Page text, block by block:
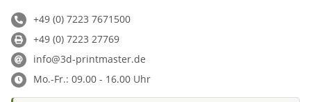
+49 (0) 7223 7671500
+49 (0) 7223 27769
info@3d-printmaster.de
Mo.-Fr.: 09.00 - 16.00 Uhr